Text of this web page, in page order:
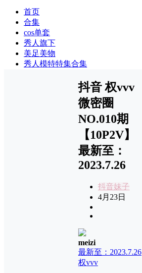
首页
合集
cos单套
秀人旗下
美足美物
秀人模特特集合集
抖音 权vvv
微密圈
NO.010期
【10P2V】
最新至：
2023.7.26
抖音妹子
4月23日
meizi
最新至：2023.7.26
权vvv